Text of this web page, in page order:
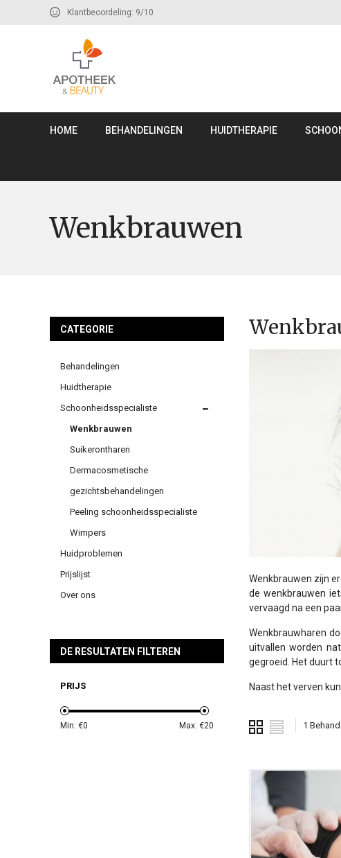
Klantbeoordeling: 9/10
HOME BEHANDELINGEN HUIDTHERAPIE
Wenkbrauwen
CATEGORIE
Behandelingen
Huidtherapie
Schoonheidsspecialiste
Wenkbrauwen
Suikerontharen
Dermacosmetische
gezichtsbehandelingen
Peeling schoonheidsspecialiste
Wimpers
Huidproblemen
Prijslijst
Over ons
DE RESULTATEN FILTEREN
PRIJS
Min: €0 Max: €20
Wenkbrauwen zijn
de wenkbrauwen
vervaagd na een
Wenkbrauwharen
uitvallen worden
gegroeid. Het duurt
Naast het verven
1